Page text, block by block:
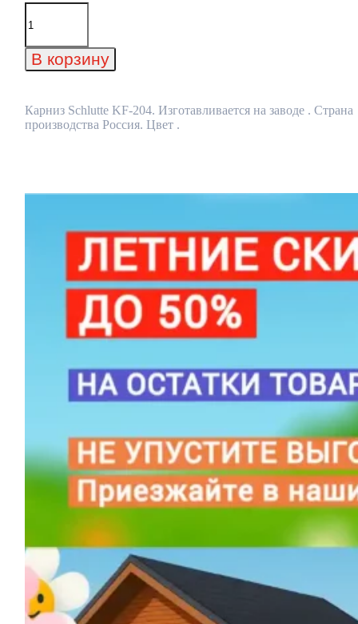
Количество
товара
Schlutte
KF-
В корзину
Карниз Schlutte KF-204. Изготавливается на заводе . Страна
производства Россия. Цвет .